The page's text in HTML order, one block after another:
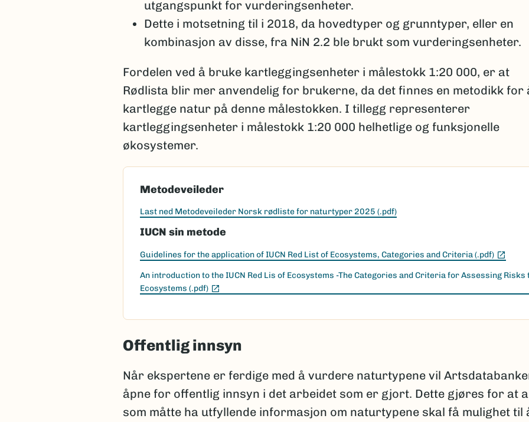
utgangspunkt for vurderingsenheter.
Dette i motsetning til i 2018, da hovedtyper og grunntyper, eller en
kombinasjon av disse, fra NiN 2.2 ble brukt som vurderingsenheter.
Fordelen ved å bruke kartleggingsenheter i målestokk 1:20 000, er at
Rødlista blir mer anvendelig for brukerne, da det finnes en metodikk for
kartlegge natur på denne målestokken. I tillegg representerer
kartleggingsenheter i målestokk 1:20 000 helhetlige og funksjonelle
økosystemer.
Metodeveileder
Last ned Metodeveileder Norsk rødliste for naturtyper 2025 (.pdf)
IUCN sin metode
Guidelines for the application of IUCN Red List of Ecosystems, Categories and Criteria (.pdf)
An introduction to the IUCN Red Lis of Ecosystems -The Categories and Criteria for Assessing Risks
Ecosystems (.pdf)
Offentlig innsyn
Når ekspertene er ferdige med å vurdere naturtypene vil
åpne for offentlig innsyn i det arbeidet som er gjort. Dette gjøres for at
som måtte ha utfyllende informasjon om naturtypene skal få mulighet til